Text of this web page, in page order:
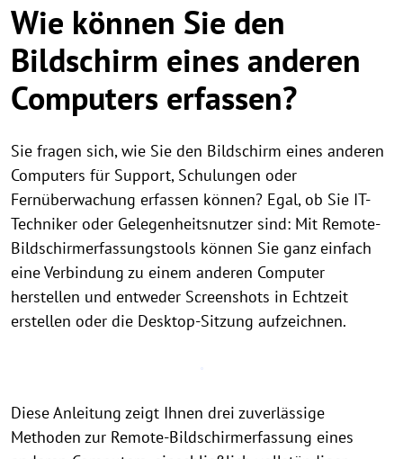
Wie können Sie den
Bildschirm eines anderen
Computers erfassen?
Sie fragen sich, wie Sie den Bildschirm eines anderen
Computers für Support, Schulungen oder
Fernüberwachung erfassen können? Egal, ob Sie IT-
Techniker oder Gelegenheitsnutzer sind: Mit Remote-
Bildschirmerfassungstools können Sie ganz einfach
eine Verbindung zu einem anderen Computer
herstellen und entweder Screenshots in Echtzeit
erstellen oder die Desktop-Sitzung aufzeichnen.
Diese Anleitung zeigt Ihnen drei zuverlässige
Methoden zur Remote-Bildschirmerfassung eines